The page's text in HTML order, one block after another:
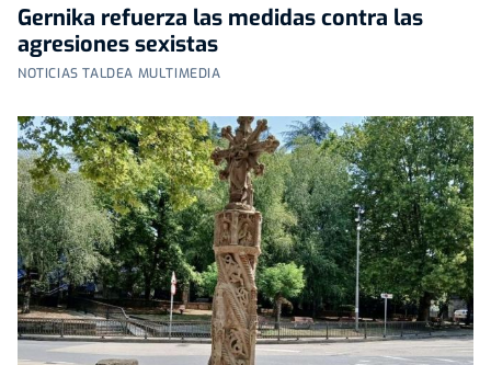
Gernika refuerza las medidas contra las
agresiones sexistas
NOTICIAS TALDEA MULTIMEDIA